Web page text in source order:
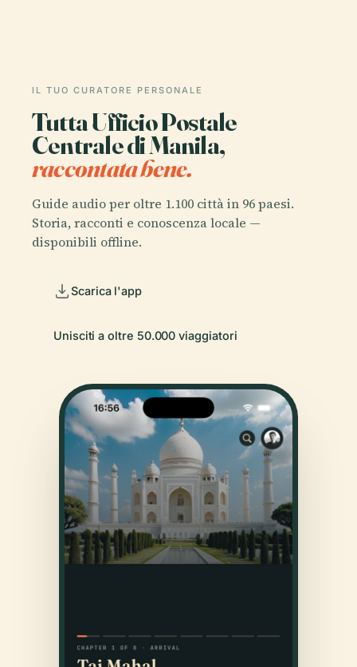
IL TUO CURATORE PERSONALE
Tutta Ufficio Postale
Centrale di Manila,
raccontata bene.
Guide audio per oltre 1.100 città in 96 paesi.
Storia, racconti e conoscenza locale —
disponibili offline.
Scarica l'app
Unisciti a oltre 50.000 viaggiatori